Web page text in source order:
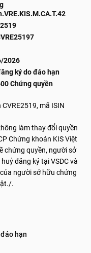
2026
ký do đáo hạn
Chứng quyền
mã ISIN
làm thay đổi quyền
Chứng khoán KIS Việt
chứng quyền, người sở
đăng ký tại VSDC và
người sở hữu chứng
.
hạn